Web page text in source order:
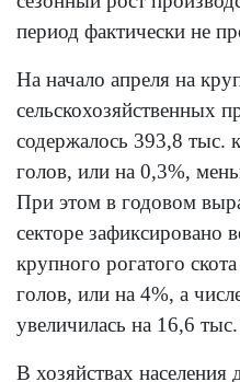
период фактически не
На начало апреля на
сельскохозяйственных
содержалось 393,8 тыс.
голов, или на 0,3%,
При этом в годовом
секторе зафиксировано
крупного рогатого
голов, или на 4%, а
увеличилась на 16,6
В хозяйствах населения